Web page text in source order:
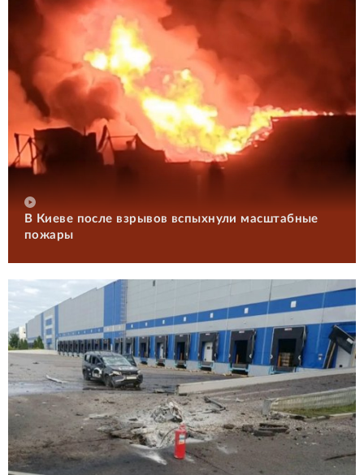
В Киеве после взрывов вспыхнули масштабные
пожары